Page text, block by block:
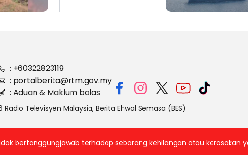
: +60322823119
: portalberita@rtm.gov.my
: Aduan & Maklum balas
Televisyen Malaysia, Berita Ehwal Semasa (BES)
bertanggungjawab terhadap sebarang kehilangan atau